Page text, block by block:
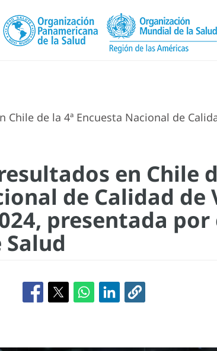
Chile de la 4ª Encuesta Nacional de
en Chile
de Calidad de
presentada por